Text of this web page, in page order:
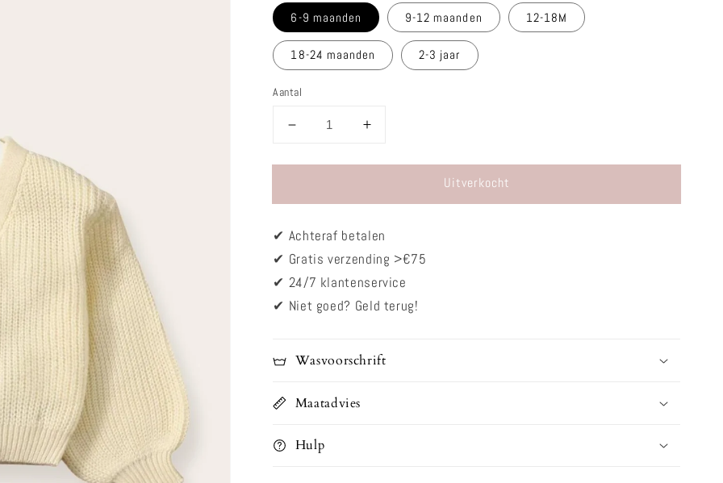
6-9 maanden 9-12 maanden 12-18M
18-24 maanden 2-3 jaar
Aantal
Aantal
voor
-
lichtgeel
Aantal
voor
-
lichtgeel
Uitverkocht
✔ Achteraf betalen
✔ Gratis verzending >€75
✔ 24/7 klantenservice
✔ Niet goed? Geld terug!
Wasvoorschrift
Maatadvies
Hulp